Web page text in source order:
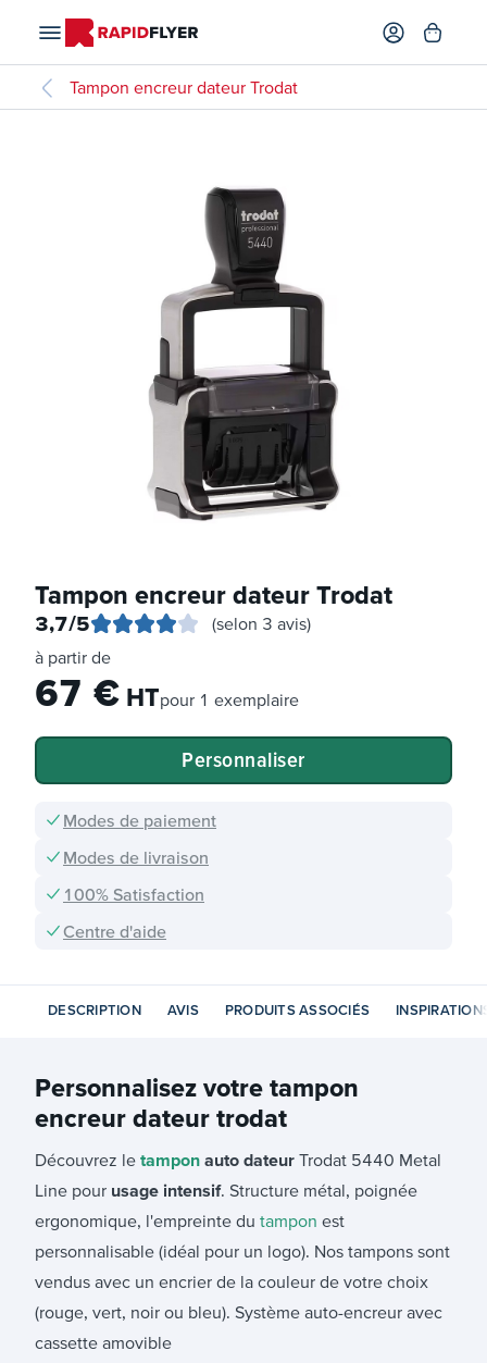
Tampon encreur dateur Trodat
DESCRIPTION AVIS PRODUITS ASSOCIÉS
Tampon encreur dateur Trodat
3,7/5
(selon 3 avis)
à partir de
67 €HTpour 1 exemplaire
Personnaliser
Modes de paiement
Modes de livraison
100% Satisfaction
Centre d'aide
Personnalisez votre tampon
encreur dateur trodat
Découvrez le tampon auto dateur Trodat 5440 Metal
Line pour usage intensif. Structure métal, poignée
ergonomique, l'empreinte du tampon est
personnalisable (idéal pour un logo). Nos tampons sont
vendus avec un encrier de la couleur de votre choix
(rouge, vert, noir ou bleu). Système auto-encreur avec
cassette amovible